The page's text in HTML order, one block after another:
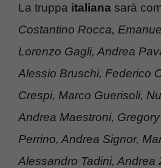
La truppa italiana sarà
Costantino Rocca,
Lorenzo Gagli, Andrea
Alessio Bruschi, Federico
Crespi, Marco Guerisoli,
Andrea Maestroni,
Perrino, Andrea Signor,
Alessandro Tadini, Andrea